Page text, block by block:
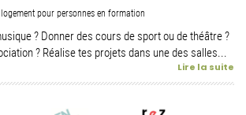
pour personnes en formation
? Donner des cours de sport ou de théâtre ?
? Réalise tes projets dans une des salles...
Lire la suite